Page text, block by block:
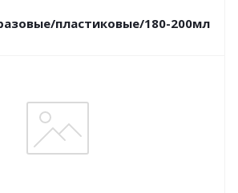
пластиковые/180-200мл